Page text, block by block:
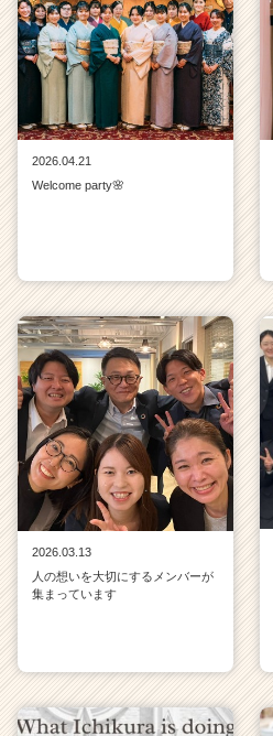
2026.04.21
Welcome party🌸
2026.03.13
人の想いを大切にするメンバーが
集まっています